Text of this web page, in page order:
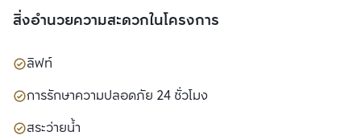
สิ่งอำนวยความสะดวกในโครงการ
ลิฟท์
การรักษาความปลอดภัย 24 ชั่วโมง
สระว่ายน้ำ